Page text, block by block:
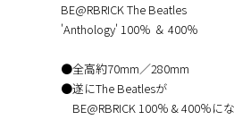
BE@RBRICK The Beatles
'Anthology' 100％ ＆ 400％
●全高約70mm／280mm
●遂にThe Beatlesが
BE@RBRICK 100％ & 400％に